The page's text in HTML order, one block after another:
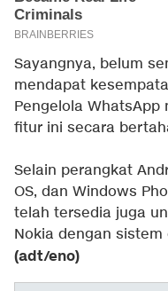
Sayangnya, belum
mendapat
Pengelola
fitur ini secara
Selain perangkat
OS, dan Windows
telah tersedia juga
Nokia dengan sistem
(adt/eno)